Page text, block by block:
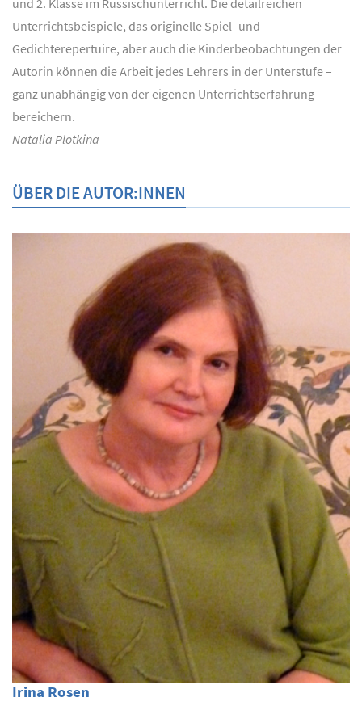
und 2. Klasse im Russischunterricht. Die detailreichen
Unterrichtsbeispiele, das originelle Spiel- und
Gedichterepertuire, aber auch die Kinderbeobachtungen der
Autorin können die Arbeit jedes Lehrers in der Unterstufe –
ganz unabhängig von der eigenen Unterrichtserfahrung –
bereichern.
Natalia Plotkina
ÜBER DIE AUTOR:INNEN
Irina Rosen